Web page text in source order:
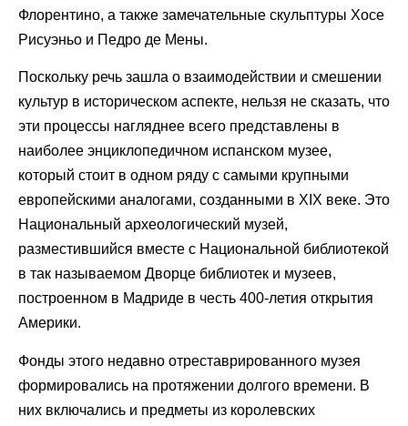
Флорентино, а также замечательные скульптуры Хосе
Рисуэньо и Педро де Мены.
Поскольку речь зашла о взаимодействии и смешении
культур в историческом аспекте, нельзя не сказать, что
эти процессы нагляднее всего представлены в
наиболее энциклопедичном испанском музее,
который стоит в одном ряду с самыми крупными
европейскими аналогами, созданными в XIX веке. Это
Национальный археологический музей,
разместившийся вместе с Национальной библиотекой
в так называемом Дворце библиотек и музеев,
построенном в Мадриде в честь 400-летия открытия
Америки.
Фонды этого недавно отреставрированного музея
формировались на протяжении долгого времени. В
них включались и предметы из королевских